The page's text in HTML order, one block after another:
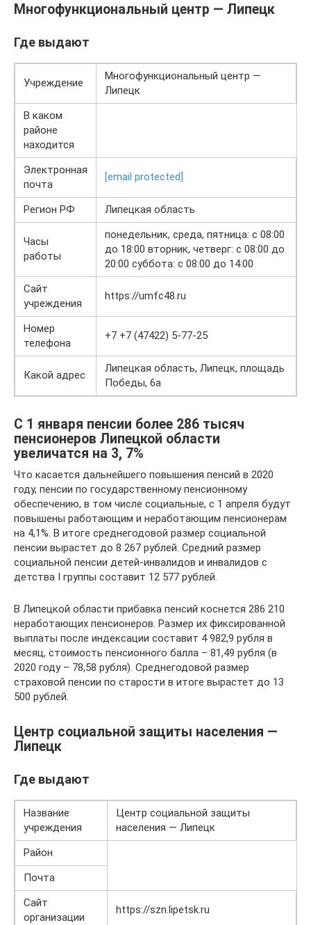
Многофункциональный центр — Липецк
Где выдают
Учреждение
Многофункциональный центр —
Липецк
В каком
районе
находится
Электронная
почта
[email protected]
Регион РФ Липецкая область
Часы
работы
понедельник, среда, пятница: с 08:00
до 18:00 вторник, четверг: с 08:00 до
20:00 суббота: с 08:00 до 14:00
Сайт
учреждения
https://umfc48.ru
Номер
телефона
+7 +7 (47422) 5-77-25
Какой адрес
Липецкая область, Липецк, площадь
Победы, 6а
С 1 января пенсии более 286 тысяч
пенсионеров Липецкой области
увеличатся на 3, 7%
Что касается дальнейшего повышения пенсий в 2020
году, пенсии по государственному пенсионному
обеспечению, в том числе социальные, с 1 апреля будут
повышены работающим и неработающим пенсионерам
на 4,1%. В итоге среднегодовой размер социальной
пенсии вырастет до 8 267 рублей. Средний размер
социальной пенсии детей-инвалидов и инвалидов с
детства I группы составит 12 577 рублей.
В Липецкой области прибавка пенсий коснется 286 210
неработающих пенсионеров. Размер их фиксированной
выплаты после индексации составит 4 982,9 рубля в
месяц, стоимость пенсионного балла – 81,49 рубля (в
2020 году – 78,58 рубля). Среднегодовой размер
страховой пенсии по старости в итоге вырастет до 13
500 рублей.
Центр социальной защиты населения —
Липецк
Где выдают
Название
учреждения
Центр социальной защиты
населения — Липецк
Район
Почта
Сайт
организации
https://szn.lipetsk.ru